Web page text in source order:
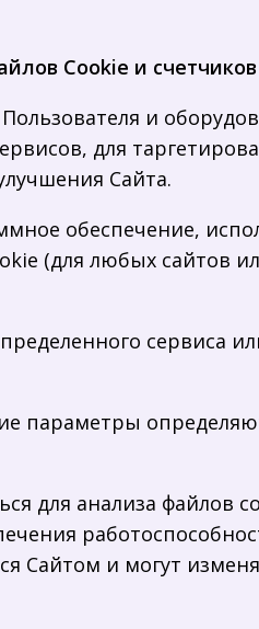
Cookie и счетчиков
и
для
Сайта.
обеспечение,
(для любых сайтов
сервиса
параметры
для анализа файлов
и могут